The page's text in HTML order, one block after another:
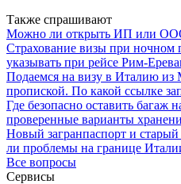
Также спрашивают
Можно ли открыть ИП или
Страхование визы при ночном
указывать при рейсе Рим-
Подаемся на визу в Италию из
пропиской. По какой ссылке
Где безопасно оставить багаж
проверенные варианты
Новый загранпаспорт и старый
ли проблемы на границе
Все вопросы
Сервисы